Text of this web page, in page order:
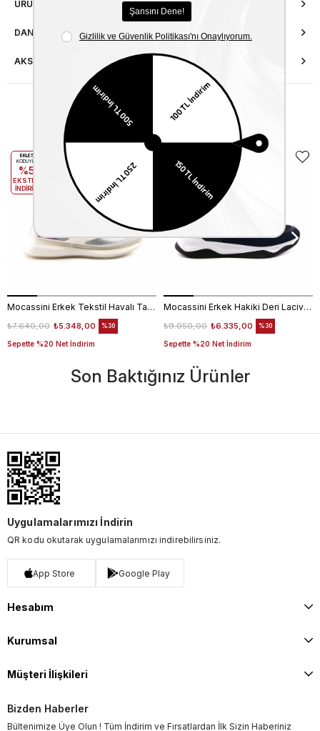
ÜRÜN ÖZELLIKLERI
DANIŞMA HATTI
AKSESUAR ONARIMI
Benzer Ürünler
Mocassini Erkek Tekstil Havalı Taban Beyaz Spor & Sneaker Ayakkabı
₺5.348,00
₺7.640,00
Sepette %20 Net İndirim
%30
EKLE5
KODUYLA
%5
EKSTRA
İNDİRİM
Mocassini Erkek Hakiki Deri Lacivert Spor & Sneaker Ayakkabı
₺6.335,00
₺9.050,00
Sepette %20 Net İndirim
%30
KODUYLA
%5
EKSTRA
İNDİRİM
Son Baktığınız Ürünler
Uygulamalarımızı İndirin
QR kodu okutarak uygulamalarımızı indirebilirsiniz.
App Store Google Play
Hesabım
Kurumsal
Müşteri İlişkileri
Bizden Haberler
Bültenimize Üye Olun ! Tüm İndirim ve Fırsatlardan İlk Sizin Haberiniz